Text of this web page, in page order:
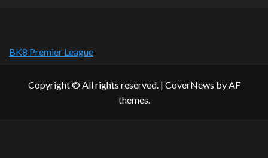
BK8 Premier League
Copyright © All rights reserved. | CoverNews by AF
themes.